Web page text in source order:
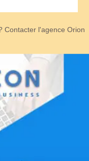
Contacter l'agence Orion